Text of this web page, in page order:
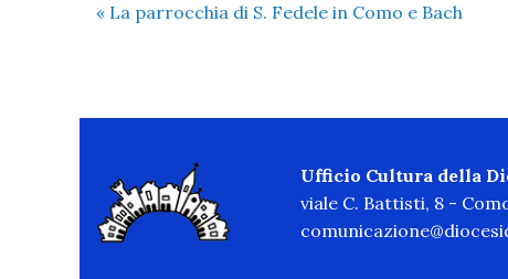
« La parrocchia di S. Fedele in Como e Bach
Ufficio Cultura della
viale C. Battisti, 8 -